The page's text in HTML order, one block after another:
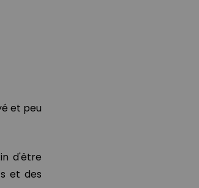
et peu
d'être
et des